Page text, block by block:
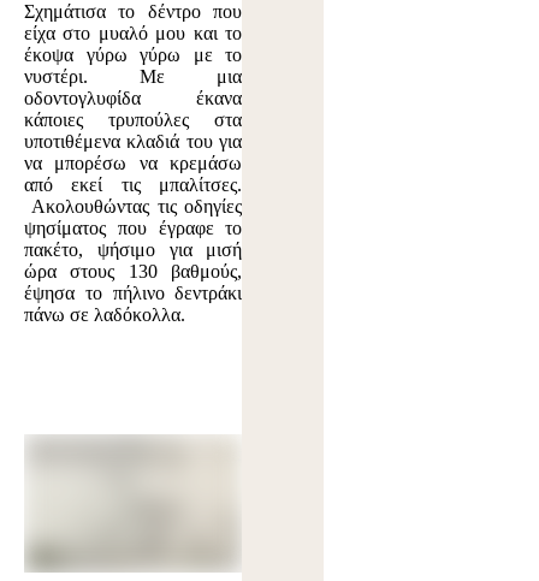
Σχημάτισα το δέντρο που
είχα στο μυαλό μου και το
έκοψα γύρω γύρω με το
νυστέρι. Με μια
οδοντογλυφίδα έκανα
κάποιες τρυπούλες στα
υποτιθέμενα κλαδιά του για
να μπορέσω να κρεμάσω
από εκεί τις μπαλίτσες.
Ακολουθώντας τις οδηγίες
ψησίματος που έγραφε το
πακέτο, ψήσιμο για μισή
ώρα στους 130 βαθμούς,
έψησα το πήλινο δεντράκι
πάνω σε λαδόκολλα.